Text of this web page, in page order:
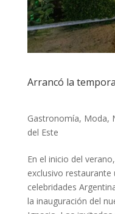
Arrancó la
Gastronomía, Moda,
del Este
En el inicio del
exclusivo restaurante
celebridades
la inauguración del